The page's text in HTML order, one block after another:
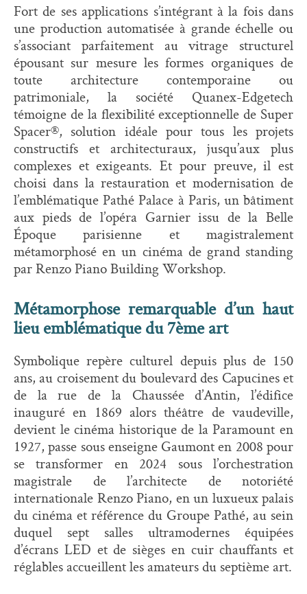
Fort de ses applications s’intégrant à la fois dans
une production automatisée à grande échelle ou
s’associant parfaitement au vitrage structurel
épousant sur mesure les formes organiques de
toute architecture contemporaine ou
patrimoniale, la société Quanex-Edgetech
témoigne de la flexibilité exceptionnelle de Super
Spacer®, solution idéale pour tous les projets
constructifs et architecturaux, jusqu’aux plus
complexes et exigeants. Et pour preuve, il est
choisi dans la restauration et modernisation de
l’emblématique Pathé Palace à Paris, un bâtiment
aux pieds de l’opéra Garnier issu de la Belle
Époque parisienne et magistralement
métamorphosé en un cinéma de grand standing
par Renzo Piano Building Workshop.
Métamorphose remarquable d’un haut
lieu emblématique du 7ème art
Symbolique repère culturel depuis plus de 150
ans, au croisement du boulevard des Capucines et
de la rue de la Chaussée d’Antin, l’édifice
inauguré en 1869 alors théâtre de vaudeville,
devient le cinéma historique de la Paramount en
1927, passe sous enseigne Gaumont en 2008 pour
se transformer en 2024 sous l’orchestration
magistrale de l’architecte de notoriété
internationale Renzo Piano, en un luxueux palais
du cinéma et référence du Groupe Pathé, au sein
duquel sept salles ultramodernes équipées
d’écrans LED et de sièges en cuir chauffants et
réglables accueillent les amateurs du septième art.